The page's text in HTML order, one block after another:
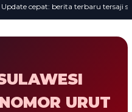
Update cepat: berita terbaru tersaji
URUT